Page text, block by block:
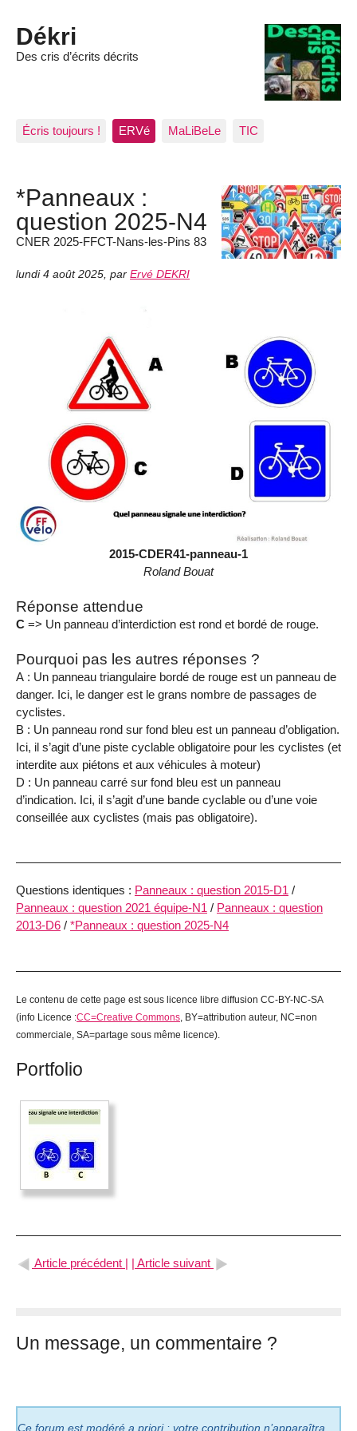
Dékri
Des cris d’écrits décrits
Écris toujours ! ERVé MaLiBeLe TIC
*Panneaux :
question 2025-N4
CNER 2025-FFCT-Nans-les-Pins 83
lundi 4 août 2025, par Ervé DEKRI
2015-CDER41-panneau-1
Roland Bouat
Réponse attendue
C => Un panneau d’interdiction est rond et bordé de rouge.
Pourquoi pas les autres réponses ?
A : Un panneau triangulaire bordé de rouge est un panneau de
danger. Ici, le danger est le grans nombre de passages de
cyclistes.
B : Un panneau rond sur fond bleu est un panneau d’obligation.
Ici, il s’agit d’une piste cyclable obligatoire pour les cyclistes (et
interdite aux piétons et aux véhicules à moteur)
D : Un panneau carré sur fond bleu est un panneau
d’indication. Ici, il s’agit d’une bande cyclable ou d’une voie
conseillée aux cyclistes (mais pas obligatoire).
Questions identiques : Panneaux : question 2015-D1 /
Panneaux : question 2021 équipe-N1 / Panneaux : question
2013-D6 / *Panneaux : question 2025-N4
Le contenu de cette page est sous licence libre diffusion CC-BY-NC-SA
(info Licence :CC=Creative Commons , BY=attribution auteur, NC=non
commerciale, SA=partage sous même licence).
Portfolio
Article précédent | | Article suivant
Un message, un commentaire ?
Ce forum est modéré a priori : votre contribution n’apparaîtra